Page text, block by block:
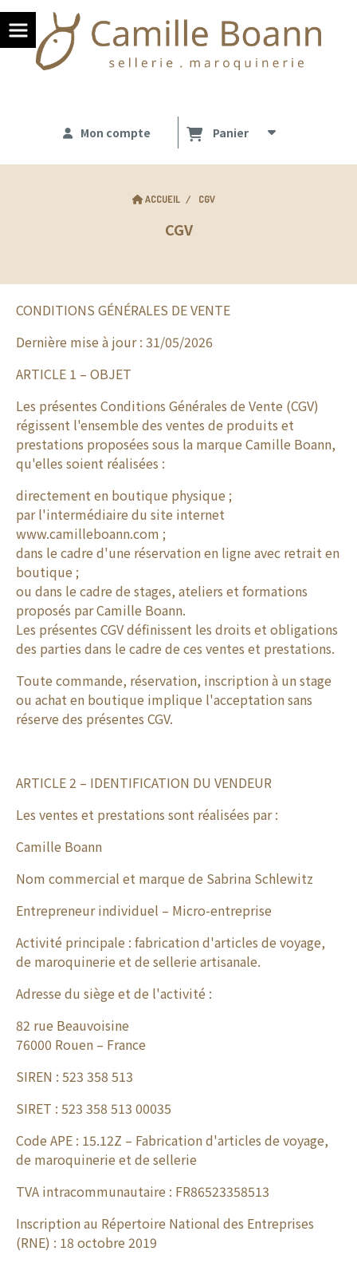
Mon compte Panier
ACCUEIL CGV
CGV
CONDITIONS GÉNÉRALES DE VENTE
Dernière mise à jour : 31/05/2026
ARTICLE 1 – OBJET
Les présentes Conditions Générales de Vente (CGV)
régissent l'ensemble des ventes de produits et
prestations proposées sous la marque Camille Boann,
qu'elles soient réalisées :
directement en boutique physique ;
par l'intermédiaire du site internet
www.camilleboann.com ;
dans le cadre d'une réservation en ligne avec retrait en
boutique ;
ou dans le cadre de stages, ateliers et formations
proposés par Camille Boann.
Les présentes CGV définissent les droits et obligations
des parties dans le cadre de ces ventes et prestations.
Toute commande, réservation, inscription à un stage
ou achat en boutique implique l'acceptation sans
réserve des présentes CGV.
ARTICLE 2 – IDENTIFICATION DU VENDEUR
Les ventes et prestations sont réalisées par :
Camille Boann
Nom commercial et marque de Sabrina Schlewitz
Entrepreneur individuel – Micro-entreprise
Activité principale : fabrication d'articles de voyage,
de maroquinerie et de sellerie artisanale.
Adresse du siège et de l'activité :
82 rue Beauvoisine
76000 Rouen – France
SIREN : 523 358 513
SIRET : 523 358 513 00035
Code APE : 15.12Z – Fabrication d'articles de voyage,
de maroquinerie et de sellerie
TVA intracommunautaire : FR86523358513
Inscription au Répertoire National des Entreprises
(RNE) : 18 octobre 2019